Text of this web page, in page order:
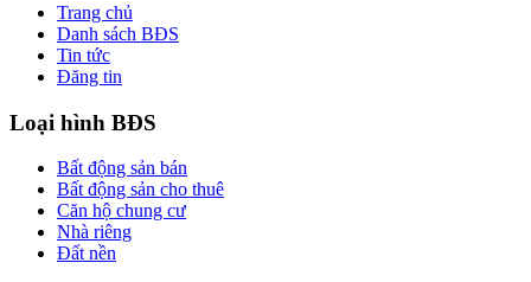
Trang chủ
Danh sách BĐS
Tin tức
Đăng tin
Loại hình BĐS
Bất động sản bán
Bất động sản cho thuê
Căn hộ chung cư
Nhà riêng
Đất nền